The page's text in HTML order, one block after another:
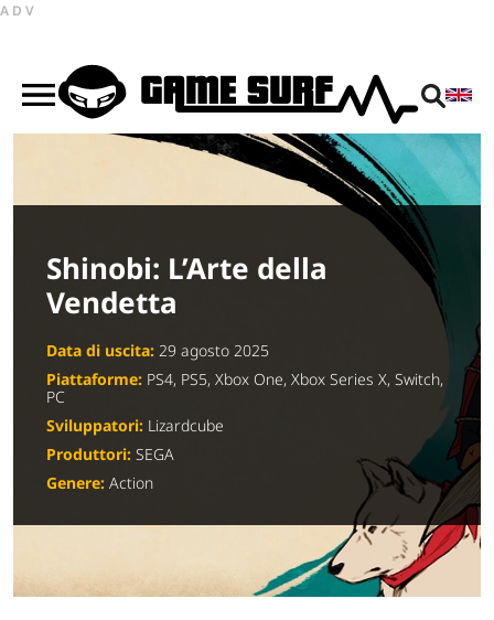
ADV
Shinobi: L’Arte della
Vendetta
Data di uscita: 29 agosto 2025
Piattaforme: PS4, PS5, Xbox One, Xbox Series X, Switch,
PC
Sviluppatori: Lizardcube
Produttori: SEGA
Genere: Action